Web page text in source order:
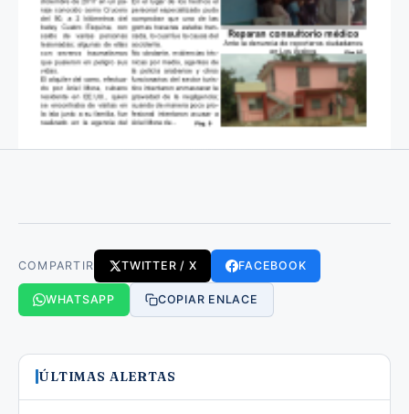
COMPARTIR TWITTER / X FACEBOOK
WHATSAPP COPIAR ENLACE
ÚLTIMAS ALERTAS